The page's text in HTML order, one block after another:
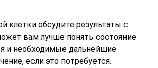
клетки обсудите результаты с
вам лучше понять состояние
и необходимые дальнейшие
если это потребуется.